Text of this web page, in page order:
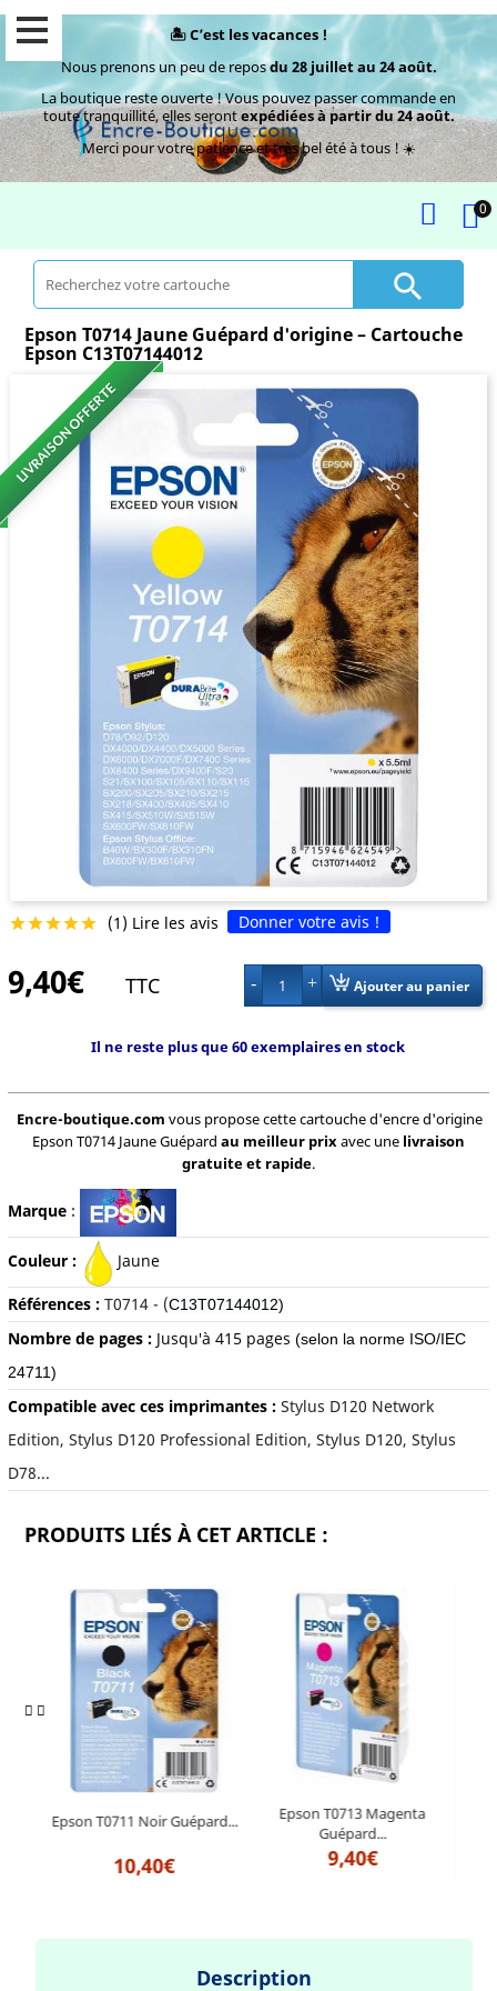
🏝️ C’est les vacances !
Nous prenons un peu de reposdu 28 juillet au 24 août.
La boutique reste ouverte ! Vous pouvez passer commande en
toute tranquillité, elles serontexpédiées à partir du 24 août.
Merci pour votre patience et très bel été à tous ! ☀️
0

Epson T0714 Jaune Guépard d'origine – Cartouche
Epson C13T07144012
LIVRAISON OFFERTE
 (1) Lire les avis Donner votre avis !
9,40€ TTC 1 Ajouter au panier
Il ne reste plus que 60 exemplaires en stock
Encre-boutique.com vous propose cette cartouche d'encre d'origine
Epson T0714 Jaune Guépard au meilleur prixavec une livraison
gratuite et rapide.
Marque:
Couleur : Jaune
Références : T0714 - (C13T07144012)
Nombre de pages :Jusqu'à 415 pages (selon la norme ISO/IEC
24711)
Compatible avec ces imprimantes : Stylus D120 Network
Edition, Stylus D120 Professional Edition, Stylus D120, Stylus
D78...
PRODUITS LIÉS À CET ARTICLE :
Epson T0711 Noir Guépard...
10,40€
Epson T0713 Magenta
Guépard...
9,40€
Description